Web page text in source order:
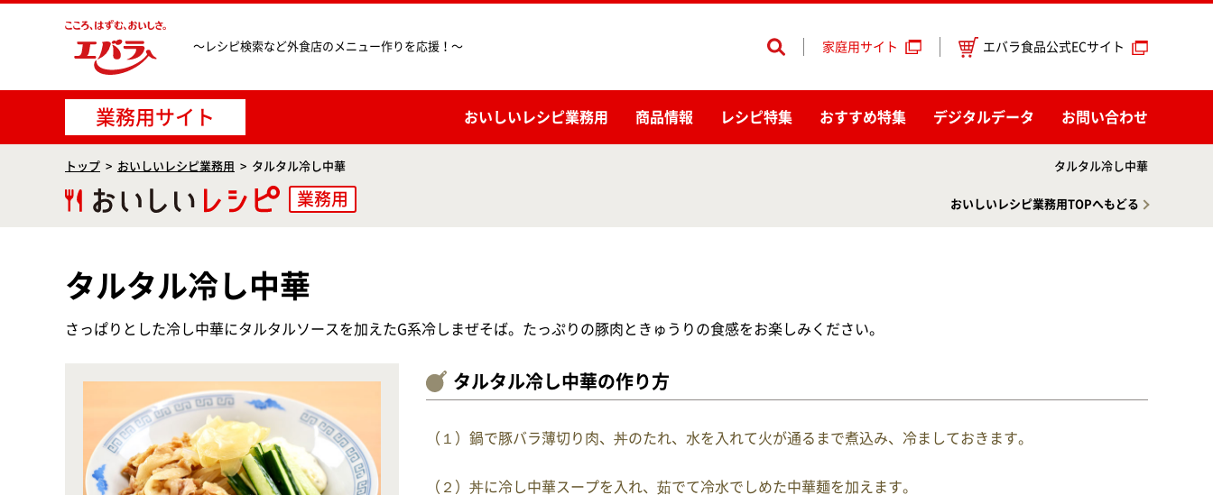
〜レシピ検索など外食店のメニュー作りを応援！〜
業務用サイト おいしいレシピ業務用 商品情報 レシピ特集 おすすめ特集 デジタルデータ お問い合わせ
家庭用サイト エバラ食品公式ECサイト
トップ おいしいレシピ業務用 タルタル冷し中華 タルタル冷し中華
業務用 おいしいレシピ業務用TOPへもどる
タルタル冷し中華
さっぱりとした冷し中華にタルタルソースを加えたG系冷しまぜそば。たっぷりの豚肉ときゅうりの食感をお楽しみください。
タルタル冷し中華の作り方
（１）鍋で豚バラ薄切り肉、丼のたれ、水を入れて火が通るまで煮込み、冷ましておきます。
（２）丼に冷し中華スープを入れ、茹でて冷水でしめた中華麺を加えます。